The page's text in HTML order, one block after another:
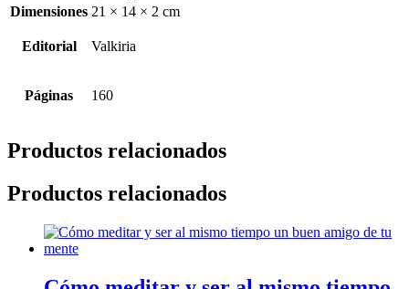
Dimensiones 21 × 14 × 2 cm
Editorial Valkiria
Páginas 160
Productos relacionados
Productos relacionados